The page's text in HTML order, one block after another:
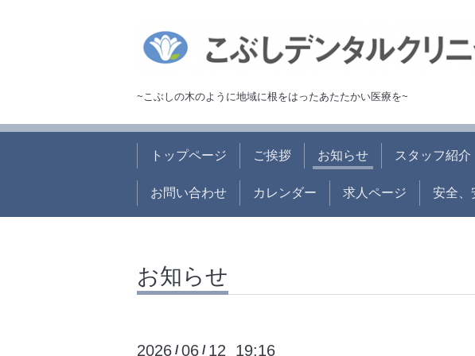
~こぶしの木のように地域に根をはったあたたかい医療を~
トップページ ご挨拶 お知らせ スタッフ紹介
お問い合わせ カレンダー 求人ページ 安全、
お知らせ
2026 /06 / 12 19:16